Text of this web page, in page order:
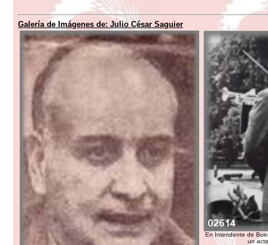
Galería de Imágenes de: Julio César Saguier
En Intendente de
un